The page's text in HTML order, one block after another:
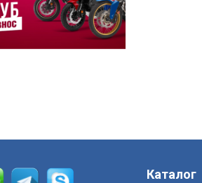
Каталог